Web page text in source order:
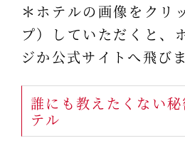
＊ホテルの画像をクリ
プ）していただくと、
ジか公式サイトへ飛びま
誰にも教えたくない
テル